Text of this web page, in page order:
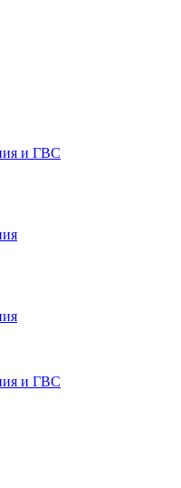
и ГВС
и ГВС